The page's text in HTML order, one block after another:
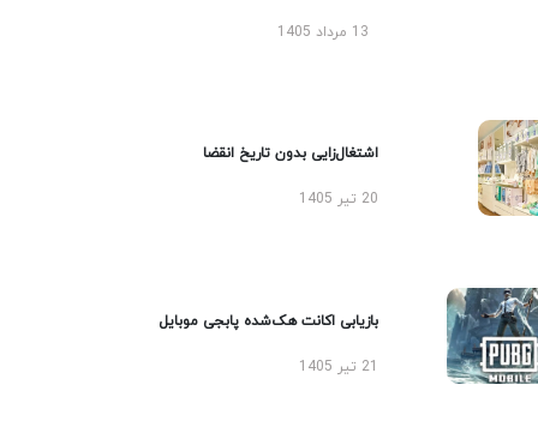
13 مرداد 1405
اشتغال‌زایی بدون تاریخ انقضا
20 تیر 1405
بازیابی اکانت هک‌شده پابجی موبایل